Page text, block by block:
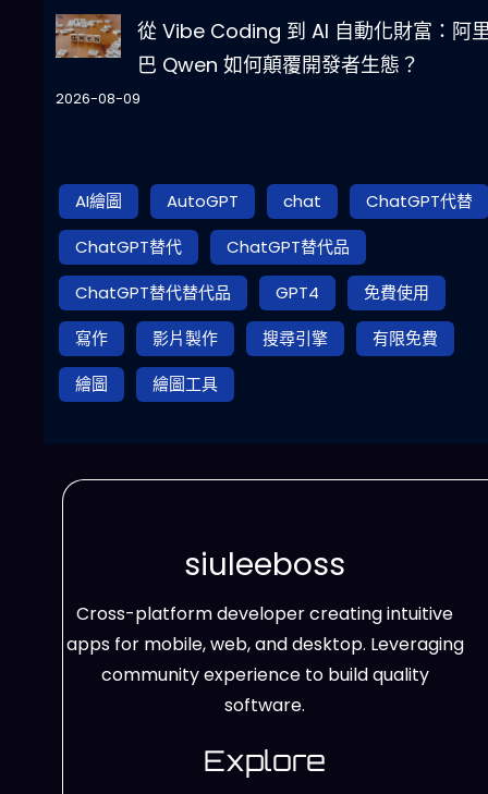
從 Vibe Coding 到 AI 自動化財富：阿
巴 Qwen 如何顛覆開發者生態？
2026-08-09
AI繪圖 AutoGPT chat
ChatGPT代替
ChatGPT替代
ChatGPT替代品
ChatGPT替代替代品
GPT4
免費使用
寫作
影片製作 搜尋引擎
有限免費
繪圖
繪圖工具
siuleeboss
Cross-platform developer creating intuitive
apps for mobile, web, and desktop. Leveraging
community experience to build quality
software.
Explore